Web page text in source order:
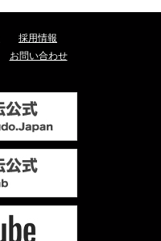
採用情報
お問い合わせ